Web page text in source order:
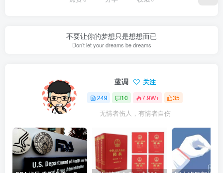
不要让你的梦想只是想想而已
Don’t let your dreams be dreams
蓝调 关注
249 10 7.9W+ 35
无情者伤人，有情者自伤